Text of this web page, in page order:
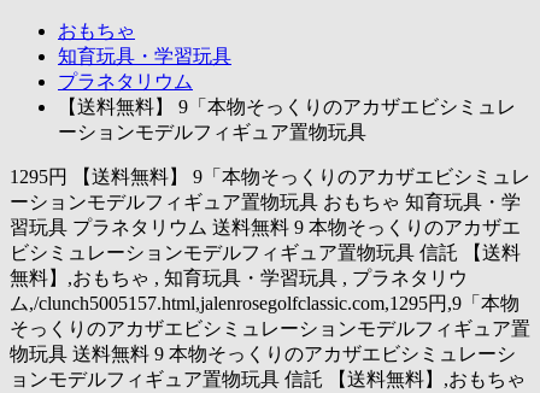
おもちゃ
知育玩具・学習玩具
プラネタリウム
【送料無料】 9「本物そっくりのアカザエビシミュレ
ーションモデルフィギュア置物玩具
1295円 【送料無料】 9「本物そっくりのアカザエビシミュレ
ーションモデルフィギュア置物玩具 おもちゃ 知育玩具・学
習玩具 プラネタリウム 送料無料 9 本物そっくりのアカザエ
ビシミュレーションモデルフィギュア置物玩具 信託 【送料
無料】,おもちゃ , 知育玩具・学習玩具 , プラネタリウ
ム,/clunch5005157.html,jalenrosegolfclassic.com,1295円,9「本物
そっくりのアカザエビシミュレーションモデルフィギュア置
物玩具 送料無料 9 本物そっくりのアカザエビシミュレーシ
ョンモデルフィギュア置物玩具 信託 【送料無料】,おもちゃ